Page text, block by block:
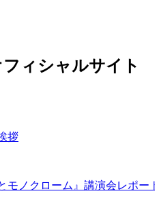
ィシャルサイト
拶
モノクローム』講演会レポー